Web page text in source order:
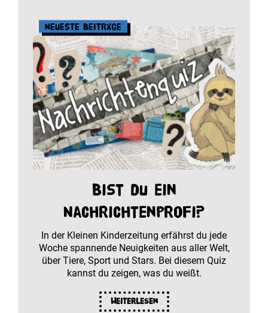
Neueste Beiträge
Bist du ein
Nachrichtenprofi?
In der Kleinen Kinderzeitung erfährst du jede
Woche spannende Neuigkeiten aus aller Welt,
über Tiere, Sport und Stars. Bei diesem Quiz
kannst du zeigen, was du weißt.
Weiterlesen